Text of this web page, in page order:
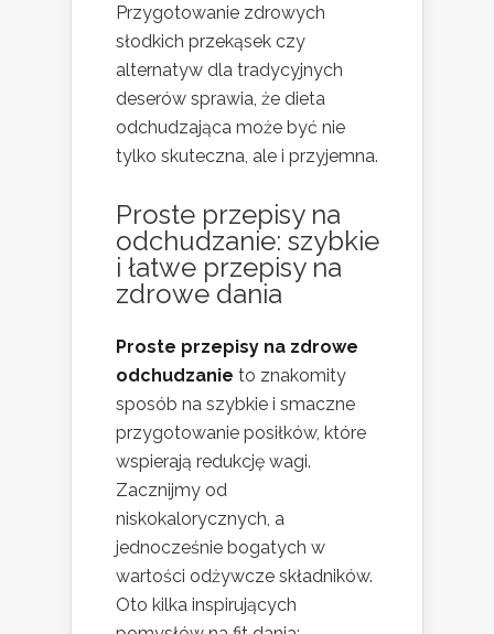
Przygotowanie zdrowych
słodkich przekąsek czy
alternatyw dla tradycyjnych
deserów sprawia, że dieta
odchudzająca może być nie
tylko skuteczna, ale i przyjemna.
Proste przepisy na
odchudzanie: szybkie
i łatwe przepisy na
zdrowe dania
Proste przepisy na zdrowe
odchudzanie to znakomity
sposób na szybkie i smaczne
przygotowanie posiłków, które
wspierają redukcję wagi.
Zacznijmy od
niskokalorycznych, a
jednocześnie bogatych w
wartości odżywcze składników.
Oto kilka inspirujących